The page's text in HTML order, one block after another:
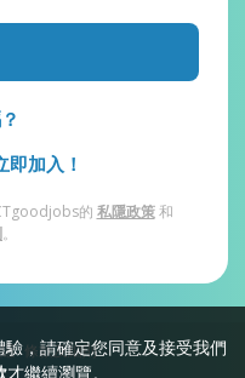
，請確定您同意及接受我們
才繼續瀏覽。
即加入！
的 私隱政策和
。
條款及細則